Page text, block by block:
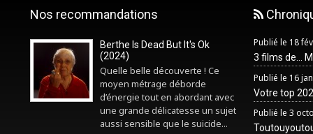
Nos recommandations
Berthe Is Dead But It's Ok
(2024)
Quelle belle découverte ! Ce
moyen métrage déborde
d’énergie tout en abordant avec
une grande délicatesse un sujet
aussi sensible que le suicide...
Publié le 18
3 films de...
Publié le 16
Votre top
Publié le 3